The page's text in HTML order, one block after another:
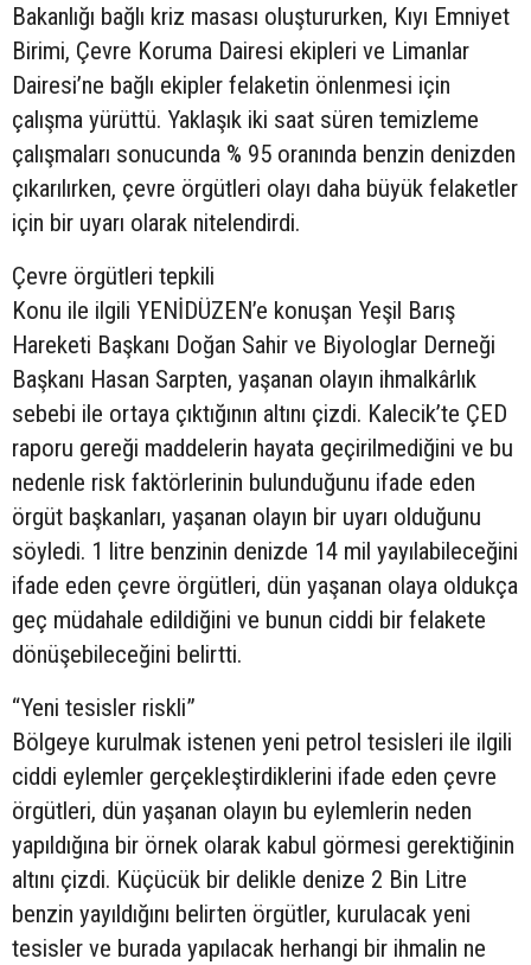
Bakanlığı bağlı kriz masası oluştururken, Kıyı Emniyet
Birimi, Çevre Koruma Dairesi ekipleri ve Limanlar
Dairesi’ne bağlı ekipler felaketin önlenmesi için
çalışma yürüttü. Yaklaşık iki saat süren temizleme
çalışmaları sonucunda % 95 oranında benzin denizden
çıkarılırken, çevre örgütleri olayı daha büyük felaketler
için bir uyarı olarak nitelendirdi.
Çevre örgütleri tepkili
Konu ile ilgili YENİDÜZEN’e konuşan Yeşil Barış
Hareketi Başkanı Doğan Sahir ve Biyologlar Derneği
Başkanı Hasan Sarpten, yaşanan olayın ihmalkârlık
sebebi ile ortaya çıktığının altını çizdi. Kalecik’te ÇED
raporu gereği maddelerin hayata geçirilmediğini ve bu
nedenle risk faktörlerinin bulunduğunu ifade eden
örgüt başkanları, yaşanan olayın bir uyarı olduğunu
söyledi. 1 litre benzinin denizde 14 mil yayılabileceğini
ifade eden çevre örgütleri, dün yaşanan olaya oldukça
geç müdahale edildiğini ve bunun ciddi bir felakete
dönüşebileceğini belirtti.
“Yeni tesisler riskli”
Bölgeye kurulmak istenen yeni petrol tesisleri ile ilgili
ciddi eylemler gerçekleştirdiklerini ifade eden çevre
örgütleri, dün yaşanan olayın bu eylemlerin neden
yapıldığına bir örnek olarak kabul görmesi gerektiğinin
altını çizdi. Küçücük bir delikle denize 2 Bin Litre
benzin yayıldığını belirten örgütler, kurulacak yeni
tesisler ve burada yapılacak herhangi bir ihmalin ne